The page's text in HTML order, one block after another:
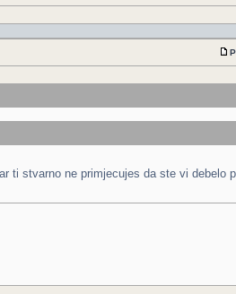
ti stvarno ne primjecujes da ste vi debelo